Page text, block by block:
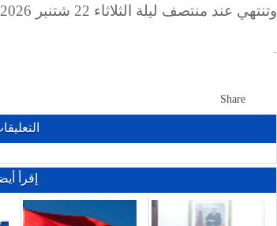
وتنتهي عند منتصف ليلة الثلاثاء 22 شتنبر 2026
.
Share
إقرأ